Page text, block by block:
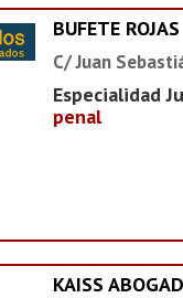
BUFETE
C/ Juan
Especialidad
penal
KAISS